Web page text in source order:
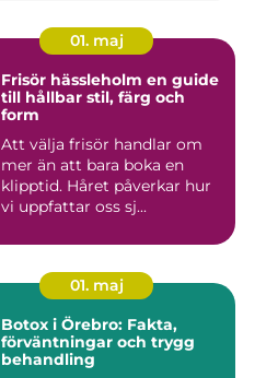
01. maj
Frisör hässleholm en guide
till hållbar stil, färg och
form
Att välja frisör handlar om
mer än att bara boka en
klipptid. Håret påverkar hur
vi uppfattar oss sj...
01. maj
Botox i Örebro: Fakta,
förväntningar och trygg
behandling